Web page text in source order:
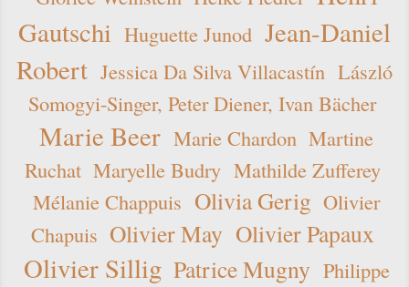
Gautschi Huguette Junod Jean-Daniel
Robert Jessica Da Silva Villacastín László
Somogyi-Singer, Peter Diener, Ivan Bächer
Marie Beer Marie Chardon Martine
Ruchat Maryelle Budry Mathilde Zufferey
Mélanie Chappuis Olivia Gerig Olivier
Chapuis Olivier May Olivier Papaux
Olivier Sillig Patrice Mugny Philippe